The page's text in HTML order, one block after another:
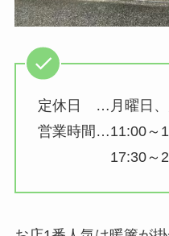
定休日 …月曜日、
営業時間…11:00～
17:30～20:30